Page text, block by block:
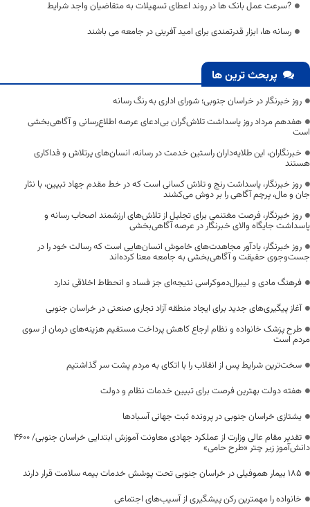
?سرعت عمل بانک ها در روند اعطای تسهیلات به متقاضیان واجد شرایط
رسانه ها، ابزار قدرتمندی برای امید آفرینی در جامعه می باشند
پربحث ترین ها
روز خبرنگار در خراسان جنوبی؛ شورای اداری به رنگ رسانه
هفدهم مرداد روز پاسداشت تلاش‌گران بی‌ادعای عرصه اطلاع‌رسانی و آگاهی‌بخشی
است
خبرنگاران، این طلایه‌داران راستین خدمت در رسانه، انسان‌های پرتلاش و فداکاری
هستند
روز خبرنگار، پاسداشت رنج و تلاش کسانی است که در خط مقدم جهاد تبیین، با نثار
جان و مال، پرچم آگاهی را بر دوش می‌کشند
روز خبرنگار، فرصت مغتنمی برای تجلیل از تلاش‌های ارزشمند اصحاب رسانه و
پاسداشت جایگاه والای خبرنگار در عرصه آگاهی‌بخشی
روز خبرنگار، یادآور مجاهدت‌های خاموش انسان‌هایی است که رسالت خود را در
جست‌وجوی حقیقت و آگاهی‌بخشی به جامعه معنا کرده‌اند
فرهنگ مادی و لیبرال‌دموکراسی نتیجه‌ای جز فساد و انحطاط اخلاقی ندارد
آغاز پیگیری‌های جدید برای ایجاد منطقه آزاد تجاری صنعتی در خراسان جنوبی
طرح پزشک خانواده و نظام ارجاع کاهش پرداخت مستقیم هزینه‌های درمان از سوی
مردم است
سخت‌ترین شرایط پس از انقلاب را با اتکای به مردم پشت سر گذاشتیم
هفته دولت بهترین فرصت برای تبیین خدمات نظام و دولت
یشتازی خراسان جنوبی در پرونده ثبت جهانی آسبادها
تقدیر مقام عالی وزارت از عملکرد جهادی معاونت آموزش ابتدایی خراسان جنوبی/ ۴۶۰۰
دانش‌آموز زیر چتر «طرح حامی»
۱۸۵ بیمار هموفیلی در خراسان جنوبی تحت پوشش خدمات بیمه سلامت قرار دارند
خانواده را مهمترین رکن پیشگیری از آسیب‌های اجتماعی